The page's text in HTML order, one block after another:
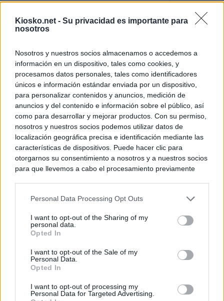
Kiosko.net - Su privacidad es importante para
nosotros
Nosotros y nuestros socios almacenamos o accedemos a
información en un dispositivo, tales como cookies, y
procesamos datos personales, tales como identificadores
únicos e información estándar enviada por un dispositivo,
para personalizar contenidos y anuncios, medición de
anuncios y del contenido e información sobre el público, así
como para desarrollar y mejorar productos. Con su permiso,
nosotros y nuestros socios podemos utilizar datos de
localización geográfica precisa e identificación mediante las
características de dispositivos. Puede hacer clic para
otorgarnos su consentimiento a nosotros y a nuestros socios
para que llevemos a cabo el procesamiento previamente
negar su consentimiento. Tenga en cuenta que algún
de su consentimiento, pero usted tiene el derecho de
rechazar tal procesamiento. Sus preferencias se aplicarán
cualquier momento entrando de nuevo en este sitio web o
visitando nuestra política de privacidad.
Personal Data Processing Opt Outs
I want to opt-out of the Sharing of my
personal data.
Opted In
I want to opt-out of the Sale of my
Personal Data.
Opted In
I want to opt-out of processing my
Personal Data for Targeted Advertising.
La Comunidad
de lujo de
euros el diseño
Puerta del Sol
© Kiosko.net Aviso Legal Privacidad y Cookies